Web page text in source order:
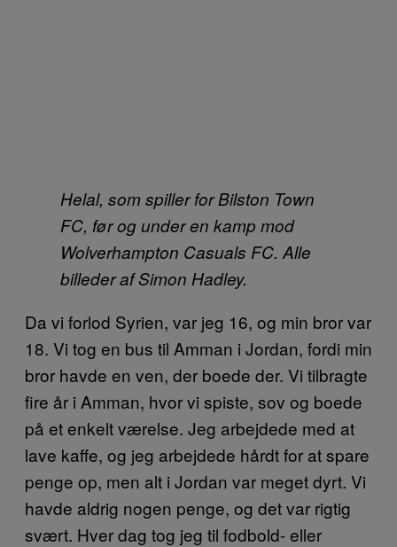
Helal, som spiller for Bilston Town
FC, før og under en kamp mod
Wolverhampton Casuals FC. Alle
billeder af Simon Hadley.
Da vi forlod Syrien, var jeg 16, og min bror var
18. Vi tog en bus til Amman i Jordan, fordi min
bror havde en ven, der boede der. Vi tilbragte
fire år i Amman, hvor vi spiste, sov og boede
på et enkelt værelse. Jeg arbejdede med at
lave kaffe, og jeg arbejdede hårdt for at spare
penge op, men alt i Jordan var meget dyrt. Vi
havde aldrig nogen penge, og det var rigtig
svært. Hver dag tog jeg til fodbold- eller